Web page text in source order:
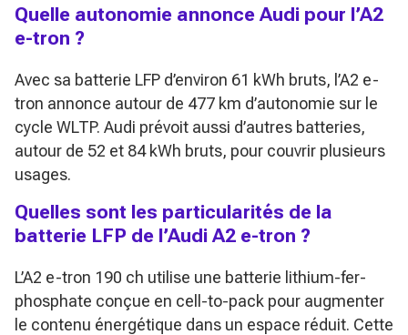
Quelle autonomie annonce Audi pour l’A2
e-tron ?
Avec sa batterie LFP d’environ 61 kWh bruts, l’A2 e-
tron annonce autour de 477 km d’autonomie sur le
cycle WLTP. Audi prévoit aussi d’autres batteries,
autour de 52 et 84 kWh bruts, pour couvrir plusieurs
usages.
Quelles sont les particularités de la
batterie LFP de l’Audi A2 e-tron ?
L’A2 e-tron 190 ch utilise une batterie lithium-fer-
phosphate conçue en cell-to-pack pour augmenter
le contenu énergétique dans un espace réduit. Cette